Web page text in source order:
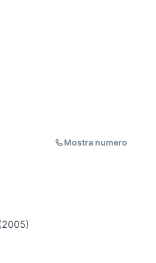
Mostra numero